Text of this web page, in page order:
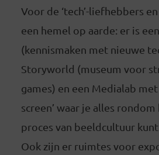
Voor de ‘tech’-liefhebbers
een hemel op aarde: er is
(kennismaken met nieuwe
Storyworld (museum voor
games) en een Medialab met
screen’ waar je alles
proces van beeldcultuur
Ook zijn er ruimtes voor